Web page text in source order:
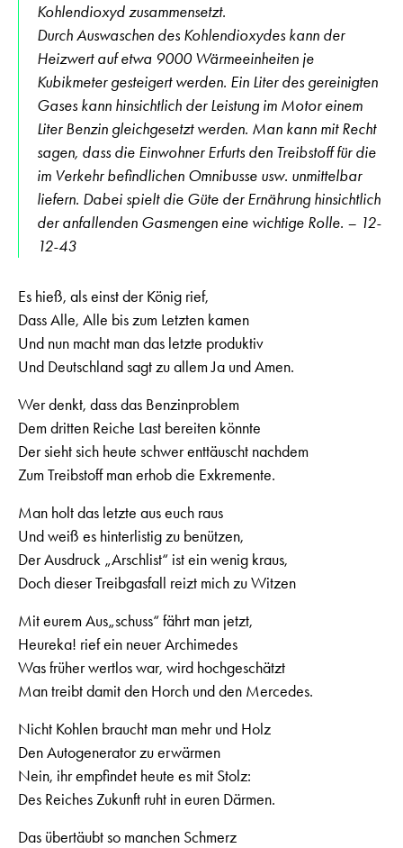
Kohlendioxyd zusammensetzt.
Durch Auswaschen des Kohlendioxydes kann der
Heizwert auf etwa 9000 Wärmeeinheiten je
Kubikmeter gesteigert werden. Ein Liter des gereinigten
Gases kann hinsichtlich der Leistung im Motor einem
Liter Benzin gleichgesetzt werden. Man kann mit Recht
sagen, dass die Einwohner Erfurts den Treibstoff für die
im Verkehr befindlichen Omnibusse usw. unmittelbar
liefern. Dabei spielt die Güte der Ernährung hinsichtlich
der anfallenden Gasmengen eine wichtige Rolle. – 12-
12-43
Es hieß, als einst der König rief,
Dass Alle, Alle bis zum Letzten kamen
Und nun macht man das letzte produktiv
Und Deutschland sagt zu allem Ja und Amen.
Wer denkt, dass das Benzinproblem
Dem dritten Reiche Last bereiten könnte
Der sieht sich heute schwer enttäuscht nachdem
Zum Treibstoff man erhob die Exkremente.
Man holt das letzte aus euch raus
Und weiß es hinterlistig zu benützen,
Der Ausdruck „Arschlist“ ist ein wenig kraus,
Doch dieser Treibgasfall reizt mich zu Witzen
Mit eurem Aus„schuss“ fährt man jetzt,
Heureka! rief ein neuer Archimedes
Was früher wertlos war, wird hochgeschätzt
Man treibt damit den Horch und den Mercedes.
Nicht Kohlen braucht man mehr und Holz
Den Autogenerator zu erwärmen
Nein, ihr empfindet heute es mit Stolz:
Des Reiches Zukunft ruht in euren Därmen.
Das übertäubt so manchen Schmerz